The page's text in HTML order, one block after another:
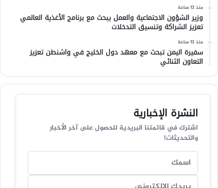
منذ 13 ساعة
وزير الشؤون الاجتماعية والعمل يبحث مع برنامج الأغذية العالمي
تعزيز الشراكة وتنسيق التدخلات
منذ 13 ساعة
سفيرة اليمن تبحث مع معهد دول الخليج في واشنطن تعزيز
التعاون الثنائي
النشرة الإخبارية
اشترك في قائمتنا البريدية للحصول على آخر الأخبار
والتحديثات!